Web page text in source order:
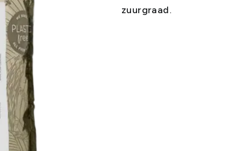
zuurgraad.